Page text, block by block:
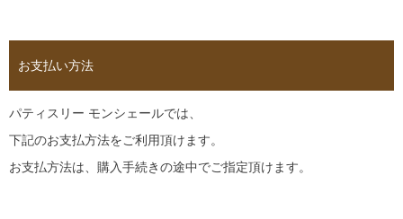
お支払い方法
パティスリー モンシェールでは、
下記のお支払方法をご利用頂けます。
お支払方法は、購入手続きの途中でご指定頂けます。